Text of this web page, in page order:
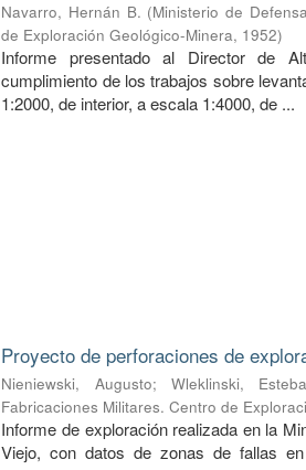
Navarro, Hernán B. (Ministerio de
de Exploración Geológico-Minera, 1952)
Informe presentado al Director de
cumplimiento de los trabajos sobre
1:2000, de interior, a escala 1:4000, de ...
Proyecto de perforaciones de
Nieniewski, Augusto; Wleklinski,
Fabricaciones Militares. Centro de
Informe de exploración realizada en la
Viejo, con datos de zonas de fallas